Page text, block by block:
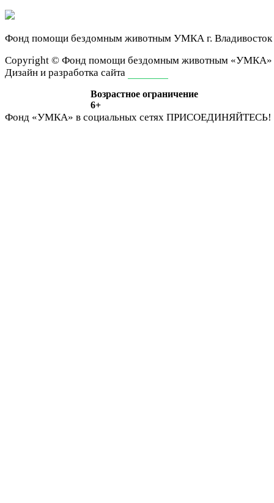
Фонд помощи бездомным животным УМКА г. Владивосток
Сopyright © Фонд помощи бездомным животным «УМКА»
Дизайн и разработка сайта
Возрастное ограничение
6+
Фонд «УМКА» в социальных сетях ПРИСОЕДИНЯЙТЕСЬ!